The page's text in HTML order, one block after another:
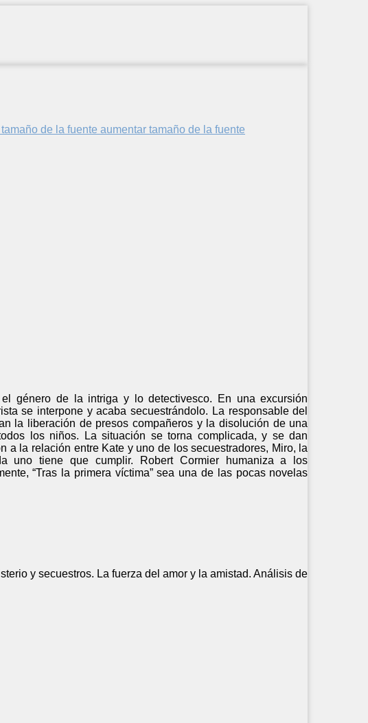
aumentar tamaño de la fuente
género de la intriga y lo detectivesco. En una excursión
se interpone y acaba secuestrándolo. La responsable del
la liberación de presos compañeros y la disolución de una
los niños. La situación se torna complicada, y se dan
a la relación entre Kate y uno de los secuestradores, Miro, la
uno tiene que cumplir. Robert Cormier humaniza a los
“Tras la primera víctima” sea una de las pocas novelas
y secuestros. La fuerza del amor y la amistad. Análisis de